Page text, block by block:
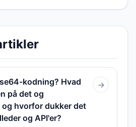
kodning? Hvad
på det og
hvorfor dukker det
og API'er?
→